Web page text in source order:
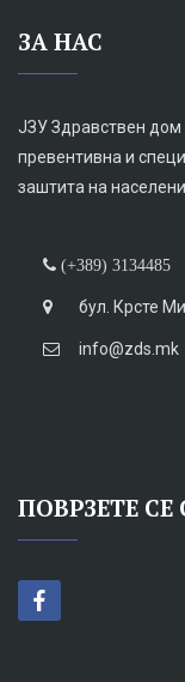
ЗА НАС
ЈЗУ Здравствен дом
превентивна и
заштита на
(+389) 3134485
бул. Крсте
info@zds.mk
ПОВРЗЕТЕ СЕ